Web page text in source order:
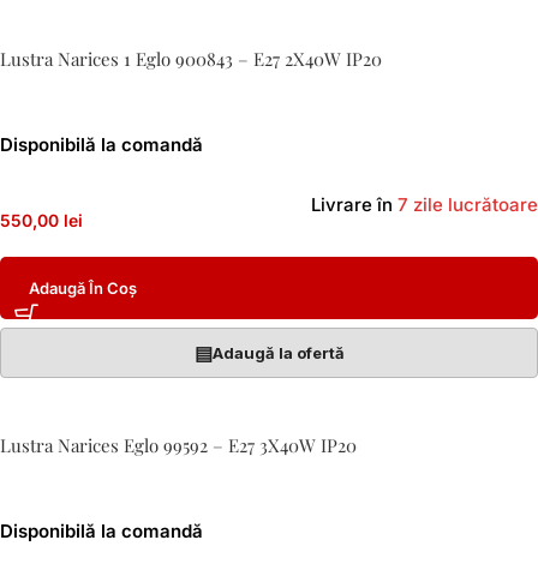
Lustra Narices 1 Eglo 900843 – E27 2X40W IP20
Disponibilă la comandă
550,00 lei
Livrare în 7 zile lucrătoare
Adaugă În Coș
▤Adaugă la ofertă
Lustra Narices Eglo 99592 – E27 3X40W IP20
Disponibilă la comandă